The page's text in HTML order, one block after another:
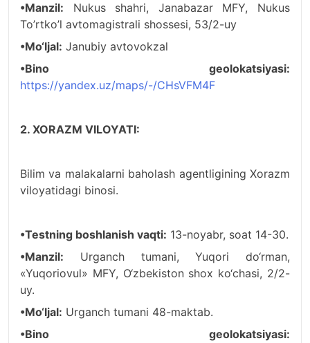
•Manzil: Nukus shahri, Janabazar MFY, Nukus
To’rtko’l avtomagistrali shossesi, 53/2-uy
•Mo‘ljal: Janubiy avtovokzal
•Bino geolokatsiyasi:
https://yandex.uz/maps/-/CHsVFM4F
2. XORAZM VILOYATI:
Bilim va malakalarni baholash agentligining Xorazm
viloyatidagi binosi.
•Testning boshlanish vaqti: 13-noyabr, soat 14-30.
•Manzil: Urgаnсh tumani, Yuqоri dо‘rmаn,
«Yuqoriovul» MFY, O‘zbekiston shox ko‘chasi, 2/2-
uy.
•Mo‘ljal: Urganch tumani 48-maktab.
•Bino geolokatsiyasi: